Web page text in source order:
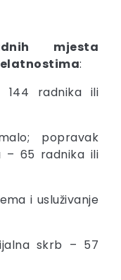
mjesta
:
144 radnika ili
popravak
– 65 radnika ili
i usluživanje
skrb – 57